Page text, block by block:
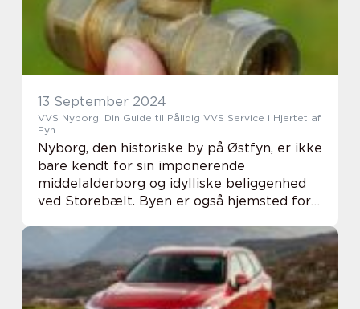
13 September 2024
VVS Nyborg: Din Guide til Pålidig VVS Service i Hjertet af
Fyn
Nyborg, den historiske by på Østfyn, er ikke
bare kendt for sin imponerende
middelalderborg og idylliske beliggenhed
ved Storebælt. Byen er også hjemsted for